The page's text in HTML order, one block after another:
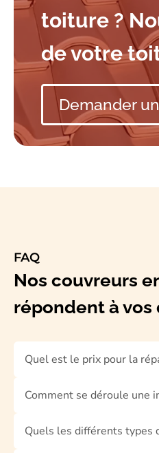
toiture ?
de votre
Demander
FAQ
Nos couvreurs
répondent à vos
Quel est le prix pour la
Comment se déroule une
Quels les différents types